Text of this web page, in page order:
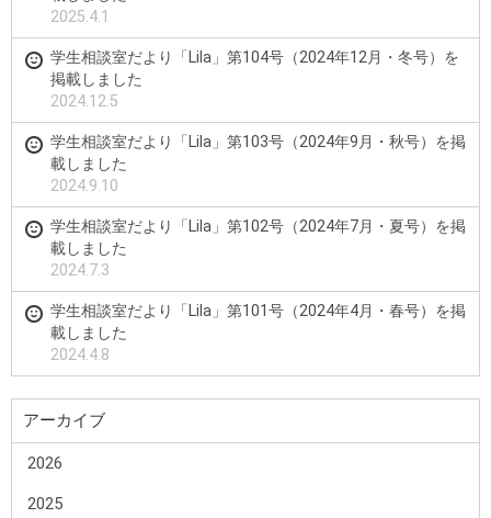
2025.4.1
学生相談室だより「Lila」第104号（2024年12月・冬号）を
掲載しました
2024.12.5
学生相談室だより「Lila」第103号（2024年9月・秋号）を掲
載しました
2024.9.10
学生相談室だより「Lila」第102号（2024年7月・夏号）を掲
載しました
2024.7.3
学生相談室だより「Lila」第101号（2024年4月・春号）を掲
載しました
2024.4.8
アーカイブ
2026
2025